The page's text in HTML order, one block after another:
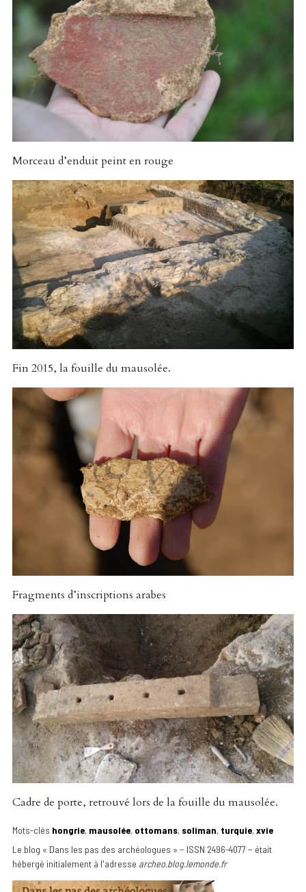
Morceau d’enduit peint en rouge
Fin 2015, la fouille du mausolée.
Fragments d’inscriptions arabes
Cadre de porte, retrouvé lors de la fouille du mausolée.
Mots-clés hongrie, mausolée, ottomans, soliman, turquie, xvie
Le blog « Dans les pas des archéologues » − ISSN 2496-4077 − était
hébergé initialement à l'adresse archeo.blog.lemonde.fr